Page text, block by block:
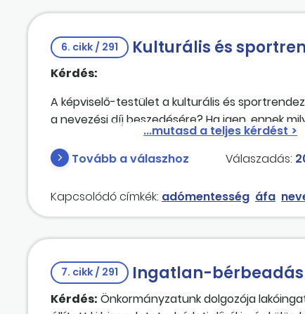
eljárnunk a számlázás során a
6. cikk / 291 Kulturális és
Kérdés:
A képviselő-testület a kulturális és
a nevezési díj beszedésére? Ha igen, ennek
Tovább a válaszhoz Válaszadás:
Kapcsolódó címkék: adómentesség áfa
7. cikk / 291 Ingatlan-bérbeadás
Kérdés: Önkormányzatunk dolgozója